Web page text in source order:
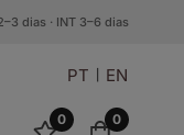
dias · INT 3–6 dias
PT EN
0 0